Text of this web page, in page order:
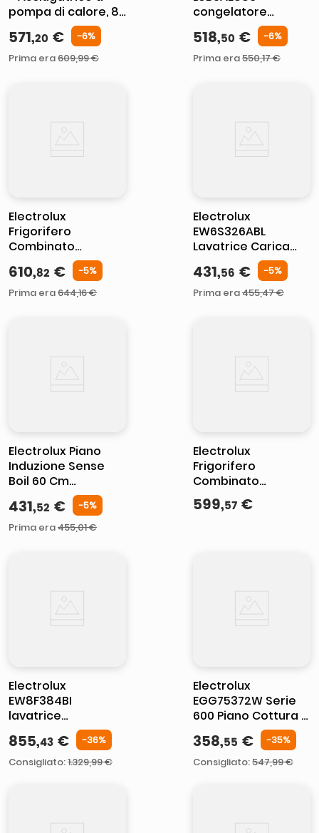
pompa di calore, 8
kg, Classe A++,
Tecnologia
GentleCare 600,
571,20 € -6%
Prima era609,99€
congelatore
Congelatore
verticale Da
incasso 98 L E
518,50 € -6%
Prima era550,17€
Electrolux
Frigorifero
Combinato
Twintech Total No
Frost Classe E
ENT6TE18S
610,82 € -5%
Prima era644,16€
Electrolux
EW6S326ABL
Lavatrice Carica
Frontale Slim 6 Kg
1200 Giri Nero
431,56 € -5%
Prima era455,47€
Electrolux Piano
Induzione Sense
Boil 60 Cm
KIS62453I MADE IN
EUROPE
431,52 € -5%
Prima era455,01€
Electrolux
Frigorifero
Combinato
TwinTech Total No
Frost Classe E
599,57 €
Electrolux
EW8F384BI
lavatrice
Caricamento
frontale 8 kg 1351
Giri/min A Bianco
855,43 € -36%
Consigliato:1.329,99 €
Electrolux
EGG75372W Serie
600 Piano Cottura a
StepPower Speed
Burners Powerful
358,55 € -35%
Consigliato:547,99 €